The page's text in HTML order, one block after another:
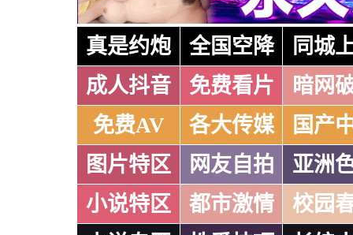
真是约炮 全国空降
同城
成人抖音
免费看片
暗网
免费AV
各大传媒
国产
图片特区
网友自拍
亚洲
小说特区
都市激情
校园